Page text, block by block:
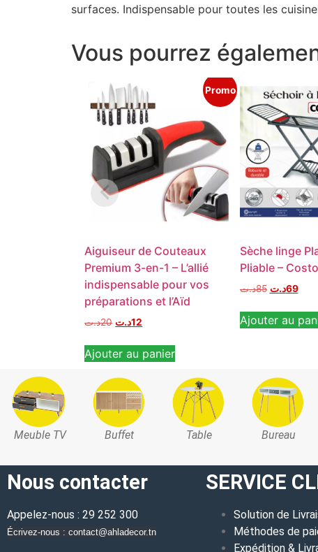
surfaces. Indispensable pour toutes les
Vous pourrez
Promo
Aiguiseur de Couteaux
Premium 3-en-1 – L’allié
indispensable pour vos
préparations et l’Aïd
20د.ت 12د.ت
Ajouter au panier
Sèche linge
Pliable – Costo
85د.ت 69د.ت
Ajouter au
Meuble TV Buffet Table Bureau
Nous contacter
Appelez-nous : 29 252 300
Écrivez-nous : contact@ahladecor.tn
SERVICE
Solution de
Méthodes de
Expédition &